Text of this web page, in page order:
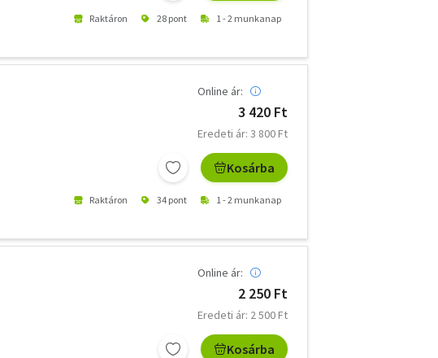
Raktáron 28 pont 1 - 2 munkanap
Online ár:
3 420 Ft
Eredeti ár: 3 800 Ft
Kosárba
Raktáron 34 pont 1 - 2 munkanap
Online ár:
2 250 Ft
Eredeti ár: 2 500 Ft
Kosárba